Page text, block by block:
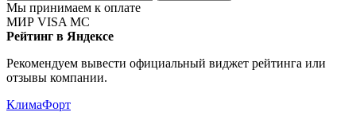
Мы принимаем к оплате
МИР VISA MC
Рейтинг в Яндексе
Рекомендуем вывести официальный виджет рейтинга или
отзывы компании.
КлимаФорт